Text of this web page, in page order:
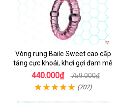
Vòng rung Baile Sweet cao cấp
tăng cực khoái, khơi gợi đam mê
440.000₫ 759.000₫
(707)